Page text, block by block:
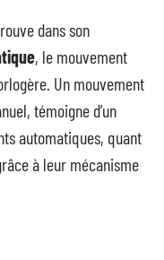
dans son
, le mouvement
Un mouvement
témoigne d’un
automatiques, quant
à leur mécanisme